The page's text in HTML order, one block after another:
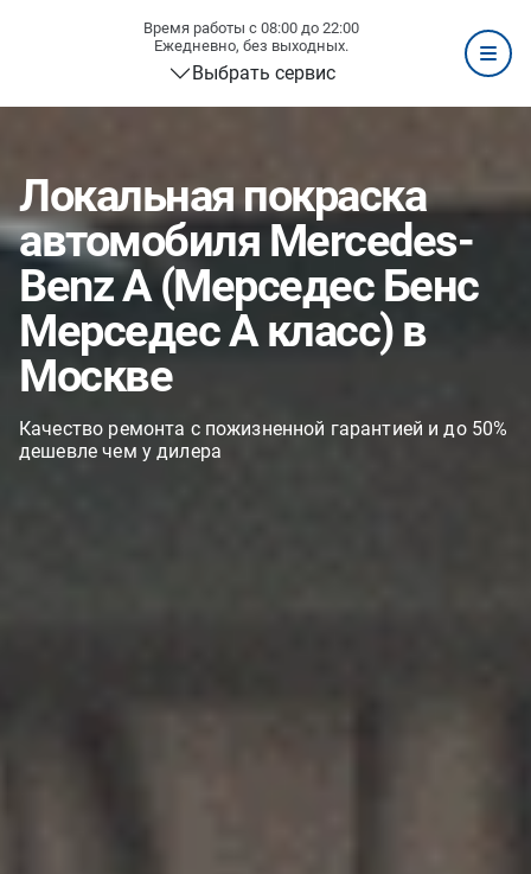
Время работы с 08:00 до 22:00
Ежедневно, без выходных.
Выбрать сервис
Локальная покраска
автомобиля Mercedes-
Benz A (Мерседес Бенс
Мерседес А класс) в
Москве
Качество ремонта с пожизненной гарантией и до 50%
дешевле чем у дилера